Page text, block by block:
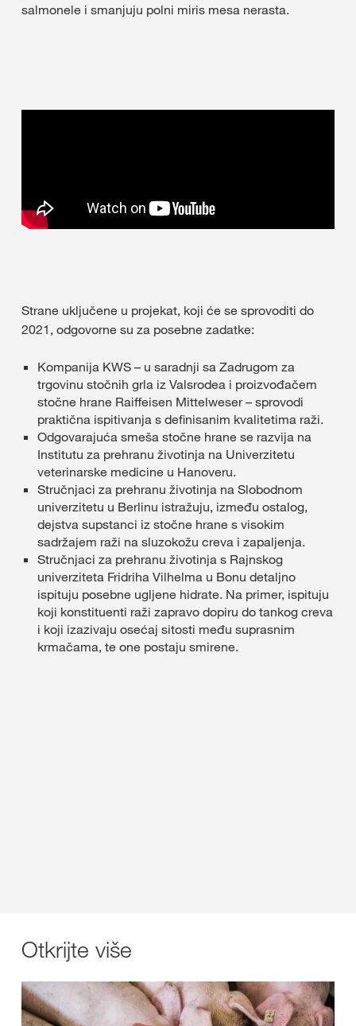
salmonele i smanjuju polni miris mesa nerasta.
Strane uključene u projekat, koji će se sprovoditi do
2021, odgovorne su za posebne zadatke:
Kompanija KWS – u saradnji sa Zadrugom za
trgovinu stočnih grla iz Valsrodea i proizvođačem
stočne hrane Raiffeisen Mittelweser – sprovodi
praktična ispitivanja s definisanim kvalitetima raži.
Odgovarajuća smeša stočne hrane se razvija na
Institutu za prehranu životinja na Univerzitetu
veterinarske medicine u Hanoveru.
Stručnjaci za prehranu životinja na Slobodnom
univerzitetu u Berlinu istražuju, između ostalog,
dejstva supstanci iz stočne hrane s visokim
sadržajem raži na sluzokožu creva i zapaljenja.
Stručnjaci za prehranu životinja s Rajnskog
univerziteta Fridriha Vilhelma u Bonu detaljno
ispituju posebne ugljene hidrate. Na primer, ispituju
koji konstituenti raži zapravo dopiru do tankog creva
i koji izazivaju osećaj sitosti među suprasnim
krmačama, te one postaju smirene.
Otkrijte više